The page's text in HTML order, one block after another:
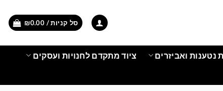
סל קניות / ₪0.00
נטענות ואביזרים ציוד מתקדם לחנויות ועסקים